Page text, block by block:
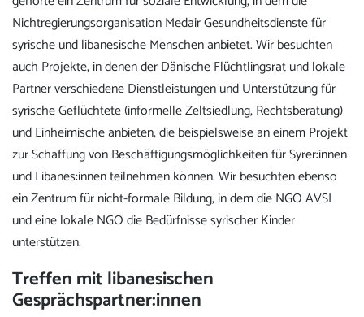
Nichtregierungsorganisation Medair Gesundheitsdienste für
syrische und libanesische Menschen anbietet. Wir besuchten
auch Projekte, in denen der Dänische Flüchtlingsrat und lokale
Partner verschiedene Dienstleistungen und Unterstützung für
syrische Geflüchtete (informelle Zeltsiedlung, Rechtsberatung)
und Einheimische anbieten, die beispielsweise an einem Projekt
zur Schaffung von Beschäftigungsmöglichkeiten für Syrer:innen
und Libanes:innen teilnehmen können. Wir besuchten ebenso
ein Zentrum für nicht-formale Bildung, in dem die NGO AVSI
und eine lokale NGO die Bedürfnisse syrischer Kinder
unterstützen.
Treffen mit libanesischen
Gesprächspartner:innen